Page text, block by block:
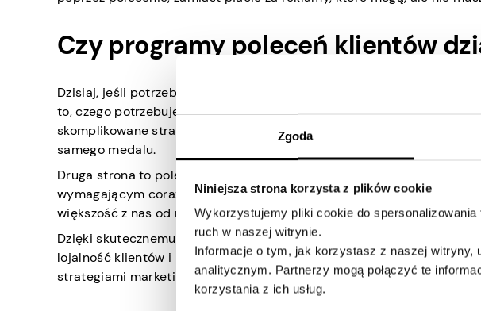
Zgoda
Niniejsza strona korzysta z plików cookie
Wykorzystujemy pliki cookie do
ruch w naszej witrynie.
Informacje o tym, jak korzystasz z naszej witryny,
analitycznym. Partnerzy mogą połączyć te
korzystania z ich usług.
Czy programy poleceń klientów
Dzisiaj, jeśli potrzebujesz lub chcesz coś kupić, wszystko, co musisz
to, czego potrzebujesz online. Jednak przy tak wielu dostępnych dla
skomplikowane strategie marketingowe, aby przyciągnąć
samego medalu.
Druga strona to polecenie klienta. Kolorowe i przyciągające wzrok
wymagającym coraz mniejszego doświadczenia w tworzeniu.
większość z nas od razu otwiera Google i szuka opinii.
Dzięki skutecznemu programowi poleceń klientów i strategii
lojalność klientów i poprawiać koszty pozyskiwania klientów. Ale jak
strategiami marketingowymi i co sprawia, że program poleceń jest